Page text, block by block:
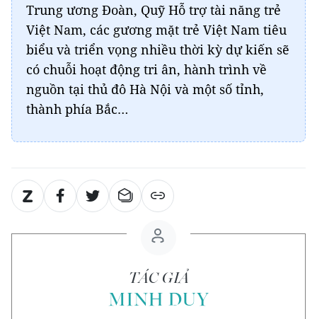
Trung ương Đoàn, Quỹ Hỗ trợ tài năng trẻ
Việt Nam, các gương mặt trẻ Việt Nam tiêu
biểu và triển vọng nhiều thời kỳ dự kiến sẽ
có chuỗi hoạt động tri ân, hành trình về
nguồn tại thủ đô Hà Nội và một số tỉnh,
thành phía Bắc…
TÁC GIẢ
MINH DUY